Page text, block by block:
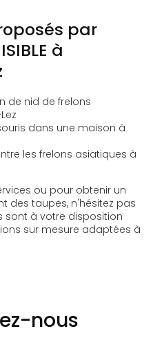
par
à
de nid de frelons
dans une maison à
les frelons asiatiques à
ou pour obtenir un
des taupes, n'hésitez pas
sont à votre disposition
sur mesure adaptées à
nous